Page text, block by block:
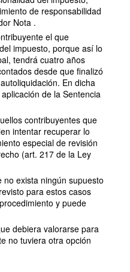
de responsabilidad
Nota .
el que
impuesto, porque así lo
tendrá cuatro años
desde que finalizó
En dicha
de la Sentencia
contribuyentes que
intentar recuperar lo
especial de revisión
(art. 217 de la Ley
exista ningún supuesto
para estos casos
y puede
debiera valorarse para
no tuviera otra opción